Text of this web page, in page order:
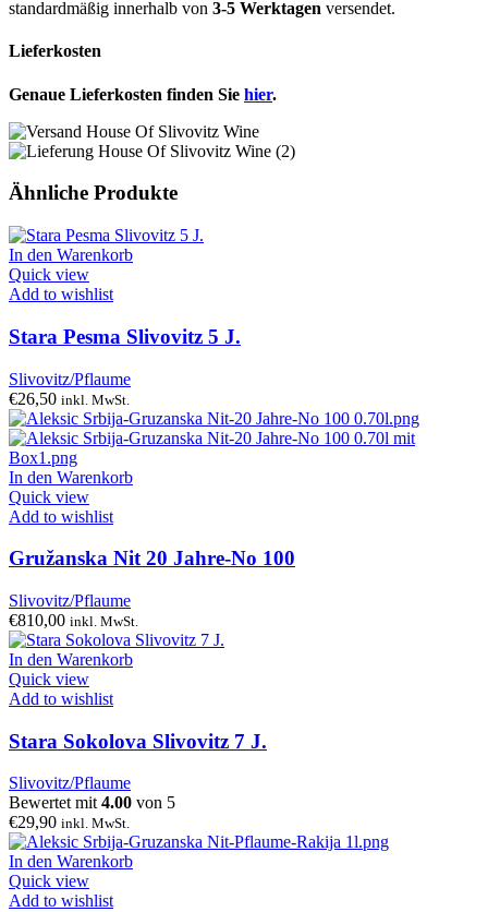
standardmäßig innerhalb von 3-5 Werktagen versendet.
Lieferkosten
Genaue Lieferkosten finden Sie hier.
Ähnliche Produkte
In den Warenkorb
Quick view
Add to wishlist
Stara Pesma Slivovitz 5 J.
Slivovitz/Pflaume
€26,50 inkl. MwSt.
In den Warenkorb
Quick view
Add to wishlist
Gružanska Nit 20 Jahre-No 100
Slivovitz/Pflaume
€810,00 inkl. MwSt.
In den Warenkorb
Quick view
Add to wishlist
Stara Sokolova Slivovitz 7 J.
Slivovitz/Pflaume
Bewertet mit4.00 von 5
€29,90 inkl. MwSt.
In den Warenkorb
Quick view
Add to wishlist